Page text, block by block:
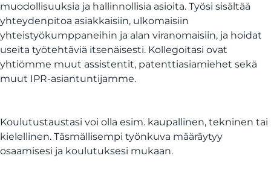
muodollisuuksia ja hallinnollisia asioita. Työsi sisältää
yhteydenpitoa asiakkaisiin, ulkomaisiin
yhteistyökumppaneihin ja alan viranomaisiin, ja hoidat
useita työtehtäviä itsenäisesti. Kollegoitasi ovat
yhtiömme muut assistentit, patenttiasiamiehet sekä
muut IPR-asiantuntijamme.
Koulutustaustasi voi olla esim. kaupallinen, tekninen tai
kielellinen. Täsmällisempi työnkuva määräytyy
osaamisesi ja koulutuksesi mukaan.